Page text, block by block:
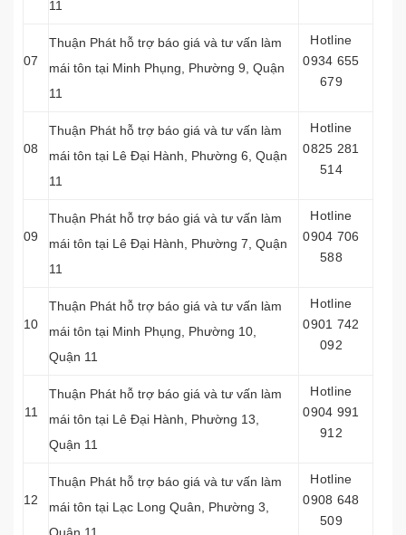
11
07
Thuận Phát hỗ trợ báo giá và tư vấn làm
mái tôn tại Minh Phụng, Phường 9, Quận
11
Hotline
0934 655
679
08
Thuận Phát hỗ trợ báo giá và tư vấn làm
mái tôn tại Lê Đại Hành, Phường 6, Quận
11
Hotline
0825 281
514
09
Thuận Phát hỗ trợ báo giá và tư vấn làm
mái tôn tại Lê Đại Hành, Phường 7, Quận
11
Hotline
0904 706
588
10
Thuận Phát hỗ trợ báo giá và tư vấn làm
mái tôn tại Minh Phụng, Phường 10,
Quận 11
Hotline
0901 742
092
11
Thuận Phát hỗ trợ báo giá và tư vấn làm
mái tôn tại Lê Đại Hành, Phường 13,
Quận 11
Hotline
0904 991
912
12
Thuận Phát hỗ trợ báo giá và tư vấn làm
mái tôn tại Lạc Long Quân, Phường 3,
Hotline
0908 648
509